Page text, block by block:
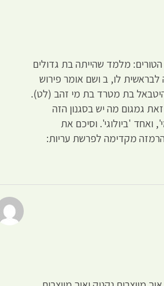
מלמד שהייתה בת גדולים
לו, ב ושם אומר פירוש
בת מטרד בת מי זהב (לט).
גמגום מה יש בסגנון הזה
'ביולוגי'. וסיכם את
מקדימה לפרשת עריות: